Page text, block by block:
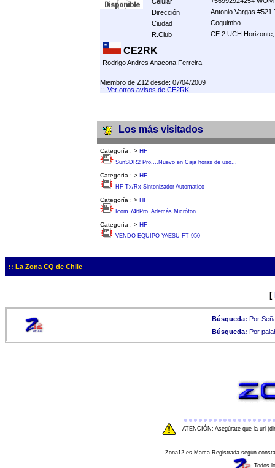
Dirección
Antonio Vargas #521
Ciudad
Coquimbo
R.Club
CE 2 UCH
CE2RK
Rodrigo Andres Anacona Ferreira
Miembro de Z12 desde: 07/04/2009
:: Ver otros avisos de CE2RK
Los más visitados
Categoría : > HF
SunSDR2 Pro....Nuevo en Caja horas de uso...
Categoría : > HF
HF Tx/Rx Sintonizador Automatico
Categoría : > HF
Icom 746Pro. Además Micrófon
Categoría : > HF
VENDO EQUIPO YAESU FT 950
:: La Zona CQ de Chile
[
Búsqueda: Por
Búsqueda: Por
ATENCIÓN: Asegúrate que la url
Zona12 es Marca Registrada según
Todos